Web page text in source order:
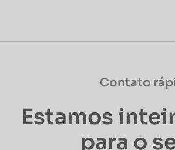
Contato
Estamos
para o